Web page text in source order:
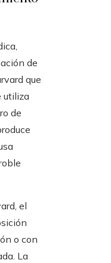
de
que
utiliza
de
el
o con
La